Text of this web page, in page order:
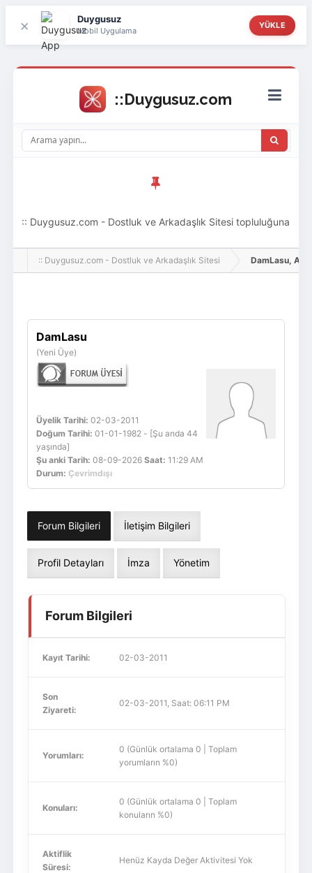
× Duygusuz
Mobil Uygulama
YÜKLE
:: Duygusuz.com - Dostluk ve Arkadaşlık Sitesi topluluğuna
hoş geldin ziyaretçi! Aramıza katılmak istersen kayıt
:: Duygusuz.com - Dostluk ve Arkadaşlık Sitesi DamLasu, Adlı
DamLasu
(Yeni Üye)
Üyelik Tarihi: 02-03-2011
Doğum Tarihi: 01-01-1982 - [Şu anda 44
yaşında]
Şu anki Tarih: 08-09-2026 Saat: 11:29 AM
Durum: Çevrimdışı
Forum Bilgileri İletişim Bilgileri
Profil Detayları İmza Yönetim
Forum Bilgileri
Kayıt Tarihi: 02-03-2011
Son
Ziyareti:
02-03-2011, Saat: 06:11 PM
Yorumları:
0 (Günlük ortalama 0 | Toplam
yorumların %0)
Konuları:
0 (Günlük ortalama 0 | Toplam
konuların %0)
Aktiflik
Süresi:
Henüz Kayda Değer Aktivitesi Yok